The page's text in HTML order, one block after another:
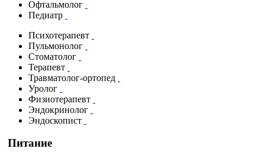
Офтальмолог
Педиатр
Психотерапевт
Пульмонолог
Стоматолог
Терапевт
Травматолог-ортопед
Уролог
Физиотерапевт
Эндокринолог
Эндоскопист
Питание